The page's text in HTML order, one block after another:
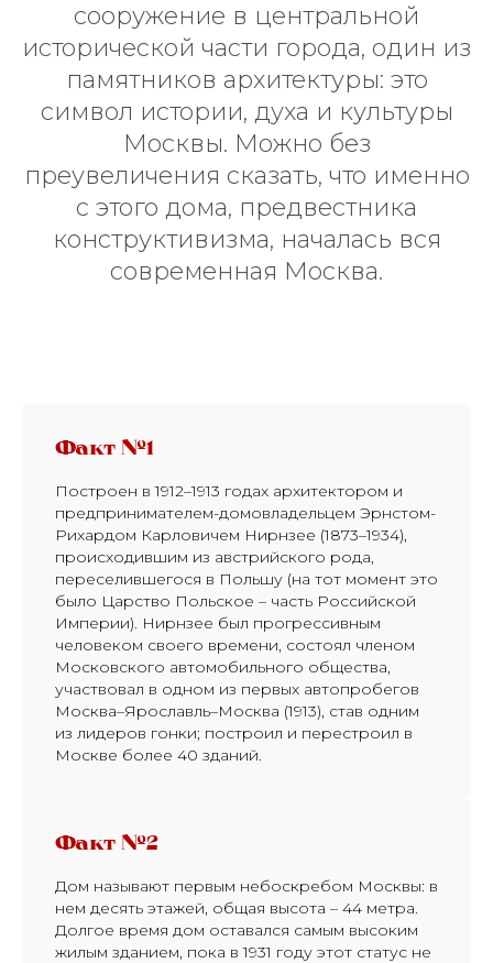
сооружение в центральной
исторической части города, один из
памятников архитектуры: это
символ истории, духа и культуры
Москвы. Можно без
преувеличения сказать, что именно
с этого дома, предвестника
конструктивизма, началась вся
современная Москва.
Факт №1
Построен в 1912–1913 годах архитектором и
предпринимателем-домовладельцем Эрнстом-
Рихардом Карловичем Нирнзее (1873–1934),
происходившим из австрийского рода,
переселившегося в Польшу (на тот момент это
было Царство Польское – часть Российской
Империи). Нирнзее был прогрессивным
человеком своего времени, состоял членом
Московского автомобильного общества,
участвовал в одном из первых автопробегов
Москва–Ярославль–Москва (1913), став одним
из лидеров гонки; построил и перестроил в
Москве более 40 зданий.
Факт №2
Дом называют первым небоскребом Москвы: в
нем десять этажей, общая высота – 44 метра.
Долгое время дом оставался самым высоким
жилым зданием, пока в 1931 году этот статус не